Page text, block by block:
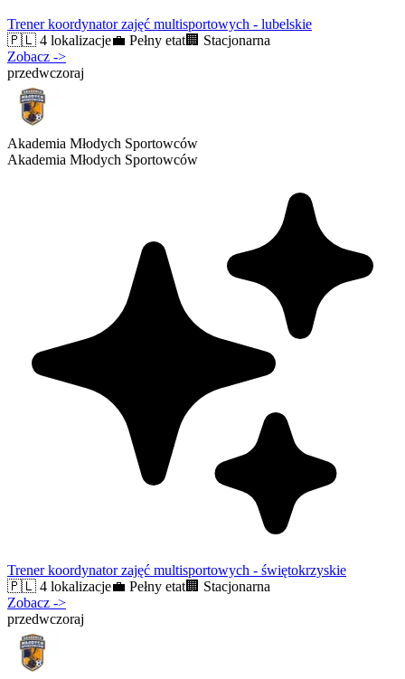
Trener koordynator zajęć multisportowych - lubelskie
🇵🇱 4 lokalizacje💼 Pełny etat🏢 Stacjonarna
Zobacz ->
przedwczoraj
Akademia Młodych Sportowców
Akademia Młodych Sportowców
Trener koordynator zajęć multisportowych - świętokrzyskie
🇵🇱 4 lokalizacje💼 Pełny etat🏢 Stacjonarna
Zobacz ->
przedwczoraj